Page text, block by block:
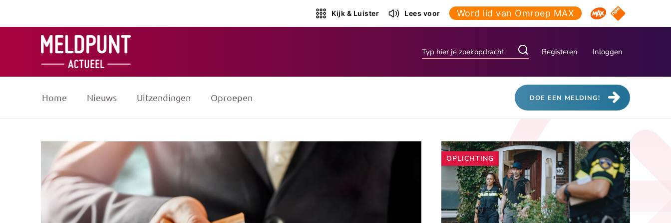
Kijk & Luister Lees voor Word lid van Omroep MAX Omroep MAX
NPO Start
Registeren Inloggen
Home Nieuws Uitzendingen Oproepen DOE EEN MELDING!
Andere
artikelen
OPLICHTING